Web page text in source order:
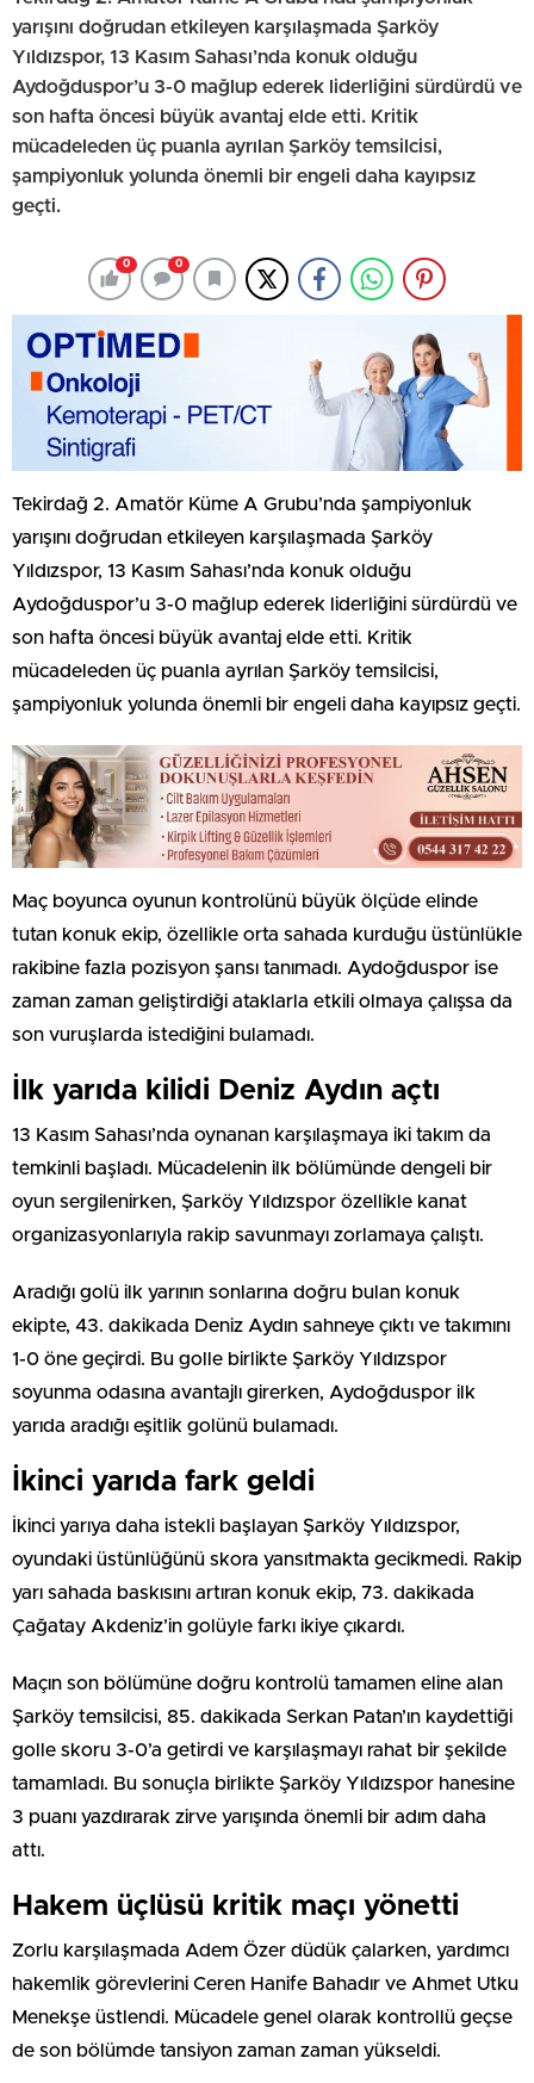
yarışını doğrudan etkileyen karşılaşmada Şarköy
Yıldızspor, 13 Kasım Sahası’nda konuk olduğu
Aydoğduspor’u 3-0 mağlup ederek liderliğini sürdürdü ve
son hafta öncesi büyük avantaj elde etti. Kritik
mücadeleden üç puanla ayrılan Şarköy temsilcisi,
şampiyonluk yolunda önemli bir engeli daha kayıpsız
geçti.
0 0
Tekirdağ 2. Amatör Küme A Grubu’nda şampiyonluk
yarışını doğrudan etkileyen karşılaşmada Şarköy
Yıldızspor, 13 Kasım Sahası’nda konuk olduğu
Aydoğduspor’u 3-0 mağlup ederek liderliğini sürdürdü ve
son hafta öncesi büyük avantaj elde etti. Kritik
mücadeleden üç puanla ayrılan Şarköy temsilcisi,
şampiyonluk yolunda önemli bir engeli daha kayıpsız geçti.
Maç boyunca oyunun kontrolünü büyük ölçüde elinde
tutan konuk ekip, özellikle orta sahada kurduğu üstünlükle
rakibine fazla pozisyon şansı tanımadı. Aydoğduspor ise
zaman zaman geliştirdiği ataklarla etkili olmaya çalışsa da
son vuruşlarda istediğini bulamadı.
İlk yarıda kilidi Deniz Aydın açtı
13 Kasım Sahası’nda oynanan karşılaşmaya iki takım da
temkinli başladı. Mücadelenin ilk bölümünde dengeli bir
oyun sergilenirken, Şarköy Yıldızspor özellikle kanat
organizasyonlarıyla rakip savunmayı zorlamaya çalıştı.
Aradığı golü ilk yarının sonlarına doğru bulan konuk
ekipte, 43. dakikada Deniz Aydın sahneye çıktı ve takımını
1-0 öne geçirdi. Bu golle birlikte Şarköy Yıldızspor
soyunma odasına avantajlı girerken, Aydoğduspor ilk
yarıda aradığı eşitlik golünü bulamadı.
İkinci yarıda fark geldi
İkinci yarıya daha istekli başlayan Şarköy Yıldızspor,
oyundaki üstünlüğünü skora yansıtmakta gecikmedi. Rakip
yarı sahada baskısını artıran konuk ekip, 73. dakikada
Çağatay Akdeniz’in golüyle farkı ikiye çıkardı.
Maçın son bölümüne doğru kontrolü tamamen eline alan
Şarköy temsilcisi, 85. dakikada Serkan Patan’ın kaydettiği
golle skoru 3-0’a getirdi ve karşılaşmayı rahat bir şekilde
tamamladı. Bu sonuçla birlikte Şarköy Yıldızspor hanesine
3 puanı yazdırarak zirve yarışında önemli bir adım daha
attı.
Hakem üçlüsü kritik maçı yönetti
Zorlu karşılaşmada Adem Özer düdük çalarken, yardımcı
hakemlik görevlerini Ceren Hanife Bahadır ve Ahmet Utku
Menekşe üstlendi. Mücadele genel olarak kontrollü geçse
de son bölümde tansiyon zaman zaman yükseldi.